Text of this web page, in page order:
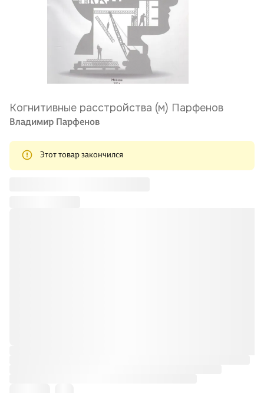
Когнитивные расстройства (м) Парфенов
Владимир Парфенов
Этот товар закончился